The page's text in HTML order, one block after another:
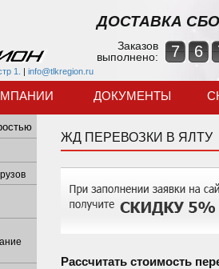
1. | info@tlkregion.ru
ДОСТАВКА
Заказов
выполнено:
7 6
ДОКУМЕНТЫ
ЖД ПЕРЕВОЗКИ В ЯЛТУ
Рассчитать стоимость